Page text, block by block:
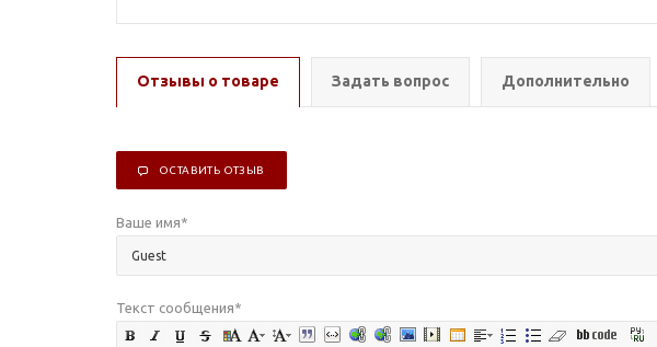
Отзывы о товаре Задать вопрос Дополнительно
ОСТАВИТЬ ОТЗЫВ
Ваше имя*
Текст сообщения*